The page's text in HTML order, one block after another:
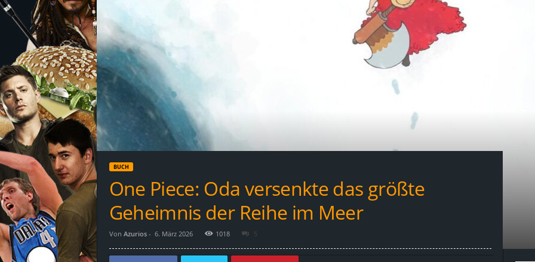
h
e
i
n
BUCH
One Piece: Oda versenkte das größte
Geheimnis der Reihe im Meer
Von Azurios- 6. März 2026 1018 5